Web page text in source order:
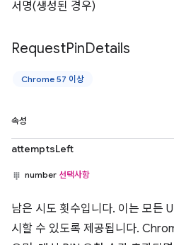
서명(생성된 경우)
RequestPinDetails
Chrome 57 이상
속성
attemptsLeft
number 선택사항
남은 시도 횟수입니다. 이는 모든
시할 수 있도록 제공됩니다.